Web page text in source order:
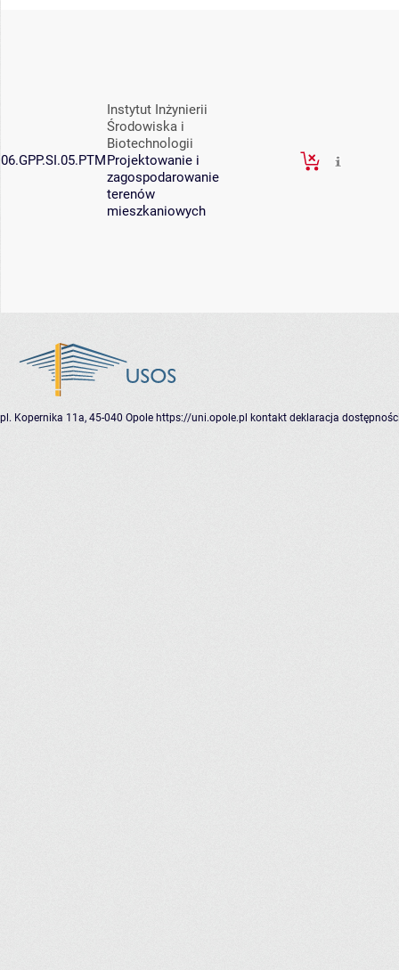
06.GPP.SI.05.PTM
Instytut Inżynierii
Środowiska i
Biotechnologii
Projektowanie i
zagospodarowanie
terenów
mieszkaniowych
pl. Kopernika 11a, 45-040 Opole https://uni.opole.pl kontakt deklaracja